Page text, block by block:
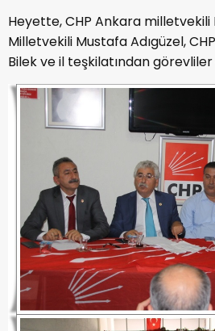
Heyette, CHP Ankara milletvekili
Milletvekili Mustafa Adıgüzel,
Bilek ve il teşkilatından görevliler